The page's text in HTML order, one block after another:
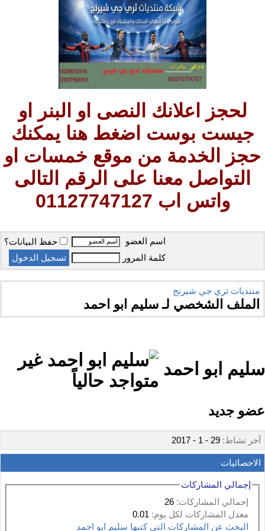
لحجز اعلانك النصى او البنر او
جيست بوست اضغط هنا يمكنك
حجز الخدمة من موقع خمسات او
التواصل معنا على الرقم التالى
واتس اب 01127747127
اسم العضو
حفظ البيانات؟
كلمة المرور
منتديات ثري جي شيرنج
الملف الشخصي لـ سليم ابو احمد
سليم ابو احمد
عضو جديد
آخر نشاط:
الاحصائيات
إجمالي المشاركات
إجمالي المشاركات: 26
معدل المشاركات لكل يوم:
البحث عن المشاركات التي كتبها سليم ابو احمد